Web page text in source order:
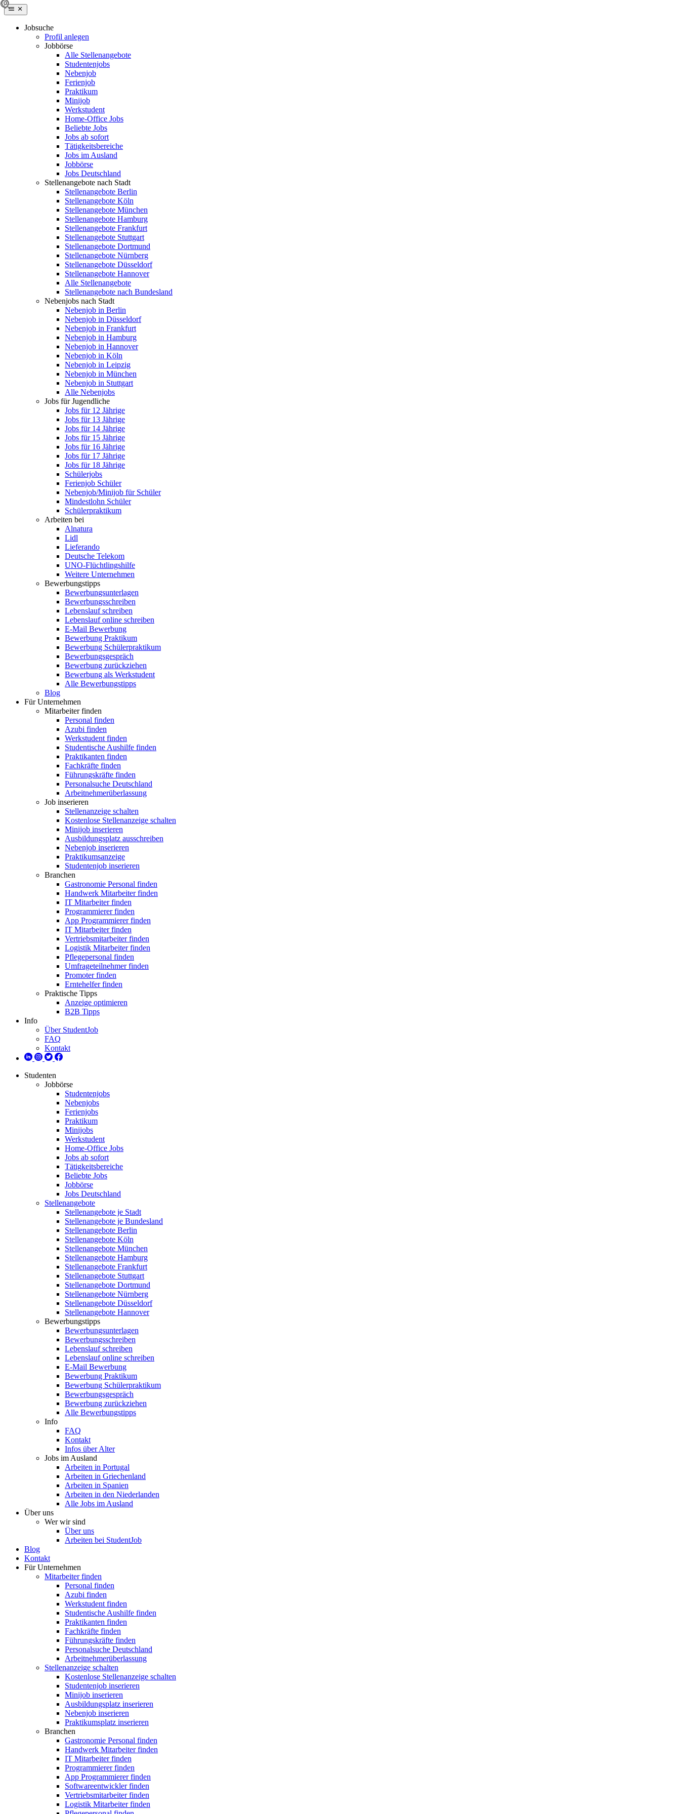
Jobsuche
Profil anlegen
Jobbörse
Alle Stellenangebote
Studentenjobs
Nebenjob
Ferienjob
Praktikum
Minijob
Werkstudent
Home-Office Jobs
Beliebte Jobs
Jobs ab sofort
Tätigkeitsbereiche
Jobs im Ausland
Jobbörse
Jobs Deutschland
Stellenangebote nach Stadt
Stellenangebote Berlin
Stellenangebote Köln
Stellenangebote München
Stellenangebote Hamburg
Stellenangebote Frankfurt
Stellenangebote Stuttgart
Stellenangebote Dortmund
Stellenangebote Nürnberg
Stellenangebote Düsseldorf
Stellenangebote Hannover
Alle Stellenangebote
Stellenangebote nach Bundesland
Nebenjobs nach Stadt
Nebenjob in Berlin
Nebenjob in Düsseldorf
Nebenjob in Frankfurt
Nebenjob in Hamburg
Nebenjob in Hannover
Nebenjob in Köln
Nebenjob in Leipzig
Nebenjob in München
Nebenjob in Stuttgart
Alle Nebenjobs
Jobs für Jugendliche
Jobs für 12 Jährige
Jobs für 13 Jährige
Jobs für 14 Jährige
Jobs für 15 Jährige
Jobs für 16 Jährige
Jobs für 17 Jährige
Jobs für 18 Jährige
Schülerjobs
Ferienjob Schüler
Nebenjob/Minijob für Schüler
Mindestlohn Schüler
Schülerpraktikum
Arbeiten bei
Alnatura
Lidl
Lieferando
Deutsche Telekom
UNO-Flüchtlingshilfe
Weitere Unternehmen
Bewerbungstipps
Bewerbungsunterlagen
Bewerbungsschreiben
Lebenslauf schreiben
Lebenslauf online schreiben
E-Mail Bewerbung
Bewerbung Praktikum
Bewerbung Schülerpraktikum
Bewerbungsgespräch
Bewerbung zurückziehen
Bewerbung als Werkstudent
Alle Bewerbungstipps
Blog
Für Unternehmen
Mitarbeiter finden
Personal finden
Azubi finden
Werkstudent finden
Studentische Aushilfe finden
Praktikanten finden
Fachkräfte finden
Führungskräfte finden
Personalsuche Deutschland
Arbeitnehmerüberlassung
Job inserieren
Stellenanzeige schalten
Kostenlose Stellenanzeige schalten
Minijob inserieren
Ausbildungsplatz ausschreiben
Nebenjob inserieren
Praktikumsanzeige
Studentenjob inserieren
Branchen
Gastronomie Personal finden
Handwerk Mitarbeiter finden
IT Mitarbeiter finden
Programmierer finden
App Programmierer finden
IT Mitarbeiter finden
Vertriebsmitarbeiter finden
Logistik Mitarbeiter finden
Pflegepersonal finden
Umfrageteilnehmer finden
Promoter finden
Erntehelfer finden
Praktische Tipps
Anzeige optimieren
B2B Tipps
Info
Über StudentJob
FAQ
Kontakt
Studenten
Jobbörse
Studentenjobs
Nebenjobs
Ferienjobs
Praktikum
Minijobs
Werkstudent
Home-Office Jobs
Jobs ab sofort
Tätigkeitsbereiche
Beliebte Jobs
Jobbörse
Jobs Deutschland
Stellenangebote
Stellenangebote je Stadt
Stellenangebote je Bundesland
Stellenangebote Berlin
Stellenangebote Köln
Stellenangebote München
Stellenangebote Hamburg
Stellenangebote Frankfurt
Stellenangebote Stuttgart
Stellenangebote Dortmund
Stellenangebote Nürnberg
Stellenangebote Düsseldorf
Stellenangebote Hannover
Bewerbungstipps
Bewerbungsunterlagen
Bewerbungsschreiben
Lebenslauf schreiben
Lebenslauf online schreiben
E-Mail Bewerbung
Bewerbung Praktikum
Bewerbung Schülerpraktikum
Bewerbungsgespräch
Bewerbung zurückziehen
Alle Bewerbungstipps
Info
FAQ
Kontakt
Infos über Alter
Jobs im Ausland
Arbeiten in Portugal
Arbeiten in Griechenland
Arbeiten in Spanien
Arbeiten in den Niederlanden
Alle Jobs im Ausland
Über uns
Wer wir sind
Über uns
Arbeiten bei StudentJob
Blog
Kontakt
Für Unternehmen
Mitarbeiter finden
Personal finden
Azubi finden
Werkstudent finden
Studentische Aushilfe finden
Praktikanten finden
Fachkräfte finden
Führungskräfte finden
Personalsuche Deutschland
Arbeitnehmerüberlassung
Stellenanzeige schalten
Kostenlose Stellenanzeige schalten
Studentenjob inserieren
Minijob inserieren
Ausbildungsplatz inserieren
Nebenjob inserieren
Praktikumsplatz inserieren
Branchen
Gastronomie Personal finden
Handwerk Mitarbeiter finden
IT Mitarbeiter finden
Programmierer finden
App Programmierer finden
Softwareentwickler finden
Vertriebsmitarbeiter finden
Logistik Mitarbeiter finden